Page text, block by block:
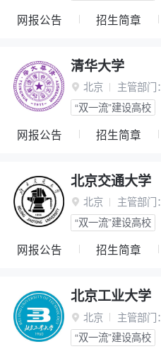
网报公告 招生简章
清华大学
 北京 主管部门：
“双一流”建设高校
网报公告 招生简章
北京交通大学
 北京 主管部门：
“双一流”建设高校
网报公告 招生简章
北京工业大学
 北京 主管部门：
“双一流”建设高校